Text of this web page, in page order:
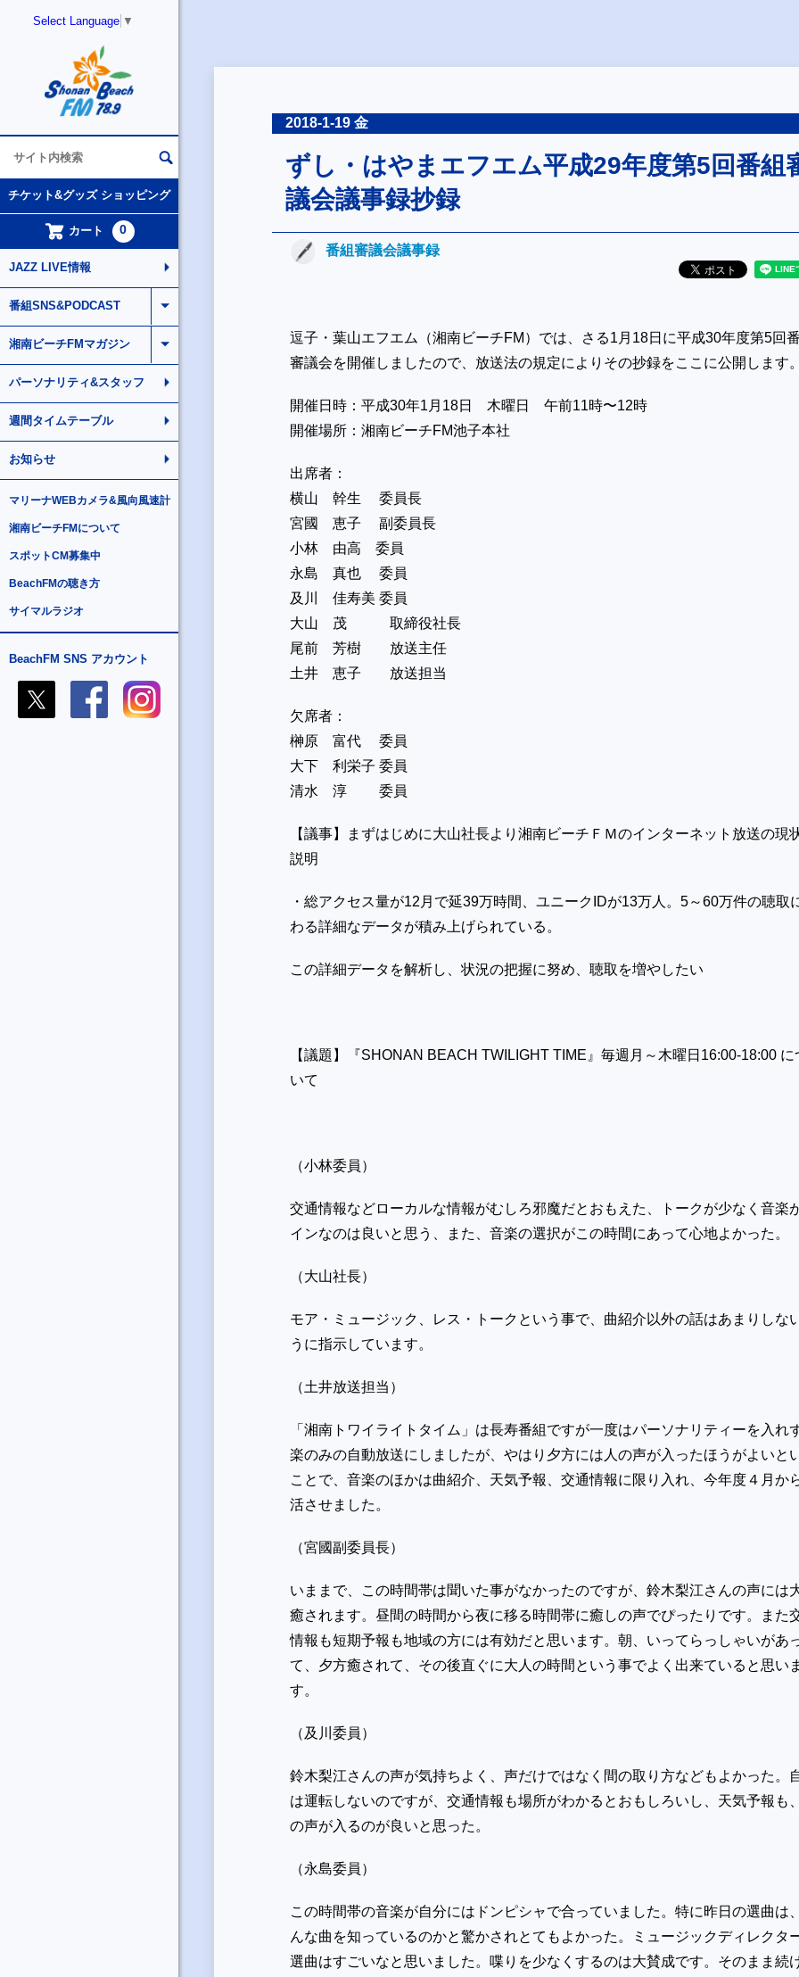
Select Language ▼
チケット&グッズ ショッピング
カート 0
JAZZ LIVE情報
番組SNS&PODCAST
湘南ビーチFMマガジン
パーソナリティ&スタッフ
週間タイムテーブル
お知らせ
マリーナWEBカメラ&風向風速計
湘南ビーチFMについて
スポットCM募集中
BeachFMの聴き方
サイマルラジオ
BeachFM SNS アカウント
2018-1-19 金
ずし・はやまエフエム平成29年度第5回番組
議会議事録抄録
番組審議会議事録
逗子・葉山エフエム（湘南ビーチFM）では、さる1月18日に平成30年度第5回
審議会を開催しましたので、放送法の規定によりその抄録をここに公開します。
開催日時：平成30年1月18日 木曜日 午前11時〜12時
開催場所：湘南ビーチFM池子本社
出席者：
横山 幹生 委員長
宮國 恵子 副委員長
小林 由高 委員
永島 真也 委員
及川 佳寿美 委員
大山 茂 取締役社長
尾前 芳樹 放送主任
土井 恵子 放送担当
欠席者：
榊原 富代 委員
大下 利栄子 委員
清水 淳 委員
【議事】まずはじめに大山社長より湘南ビーチＦＭのインターネット放送の現
説明
・総アクセス量が12 月で延39万時間、ユニーク IDが13万人。 5～60万件の聴取
わる詳細なデータが積み上げられている。
この詳細データを解析し、状況の把握に努め、聴取を増やしたい
【議題】『SHONAN BEACH TWILIGHT TIME 』毎週月～木曜日 16:00-18:00 に
いて
（小林委員）
交通情報などローカルな情報がむしろ邪魔だとおもえた、トークが少なく音楽
インなのは良いと思う、また、音楽の選択がこの時間にあって心地よかった。
（大山社長）
モア・ミュージック、レス・トークという事で、曲紹介以外の話はあまりしな
うに指示しています。
（土井放送担当）
「湘南トワイライトタイム」は長寿番組ですが一度はパーソナリティーを入れ
楽のみの自動放送にしましたが、やはり夕方には人の声が入ったほうがよいと
ことで、音楽のほかは曲紹介、天気予報、交通情報に限り入れ、今年度４月か
活させました。
（宮國副委員長）
いままで、この時間帯は聞いた事がなかったのですが、鈴木梨江さんの声には
癒されます。昼間の時間から夜に移る時間帯に癒しの声でぴったりです。また
情報も短期予報も地域の方には有効だと思います。朝、いってらっしゃいがあ
て、夕方癒されて、その後直ぐに大人の時間という事でよく出来ていると思いま
す。
（及川委員）
鈴木梨江さんの声が気持ちよく、声だけではなく間の取り方などもよかった。
は運転しないのですが、交通情報も場所がわかるとおもしろいし、天気予報も
の声が入るのが良いと思った。
（永島委員）
この時間帯の音楽が自分にはドンピシャで合っていました。特に昨日の選曲は
んな曲を知っているのかと驚かされとてもよかった。ミュージックディレクタ
選曲はすごいなと思いました。喋りを少なくするのは大賛成です。そのまま続